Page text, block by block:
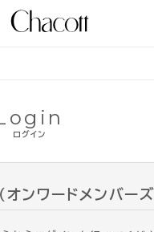
ログイン
オンワードメンバーズ